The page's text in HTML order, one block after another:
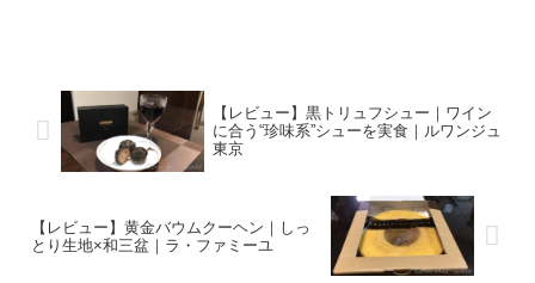
【レビュー】黒トリュフシュー｜ワイン
に合う“珍味系”シューを実食｜ルワンジュ
東京
【レビュー】黄金バウムクーヘン｜しっ
とり生地×和三盆｜ラ・ファミーユ